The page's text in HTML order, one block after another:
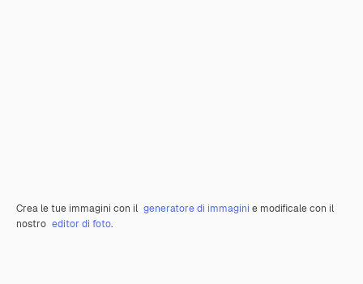
Crea le tue immagini con il generatore di immagini e modificale con il
nostro editor di foto.